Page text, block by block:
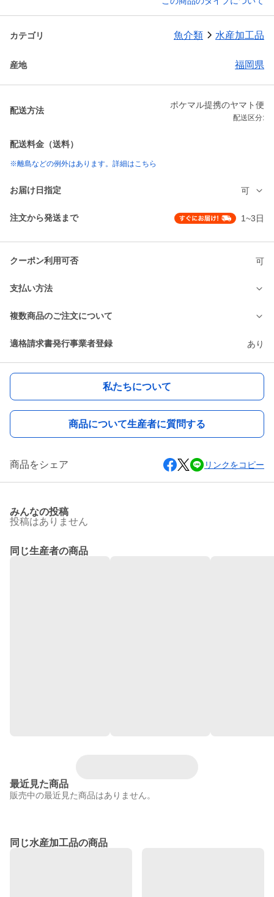
カテゴリ 魚介類 水産加工品
産地 福岡県
配送方法
ポケマル提携のヤマト便
配送区分:
配送料金（送料）
※離島などの例外はあります。詳細はこちら
お届け日指定 可
注文から発送まで 1~3日
クーポン利用可否 可
支払い方法
複数商品のご注文について
適格請求書発行事業者登録 あり
私たちについて
商品について生産者に質問する
商品をシェア リンクをコピー
みんなの投稿
投稿はありません
同じ生産者の商品
最近見た商品
販売中の最近見た商品はありません。
同じ水産加工品の商品